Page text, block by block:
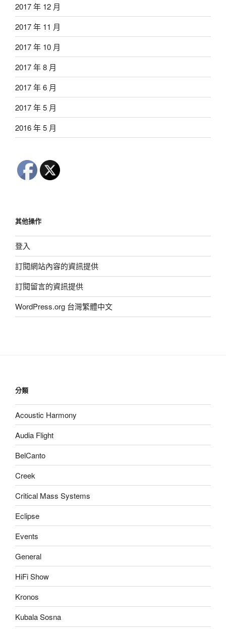
2017 年 12 月
2017 年 11 月
2017 年 10 月
2017 年 8 月
2017 年 6 月
2017 年 5 月
2016 年 5 月
其他操作
登入
訂閱網站內容的資訊提供
訂閱留言的資訊提供
WordPress.org 台灣繁體中文
分類
Acoustic Harmony
Audia Flight
BelCanto
Creek
Critical Mass Systems
Eclipse
Events
General
HiFi Show
Kronos
Kubala Sosna